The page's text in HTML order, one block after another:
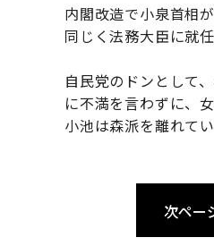
内閣改造で小泉首相
同じく法務大臣に就
自民党のドンとして
に不満を言わずに、
小池は森派を離れてい
次ペー